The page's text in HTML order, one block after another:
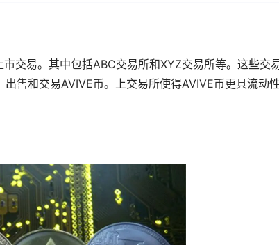
交易。其中包括ABC交易所和XYZ交易所等。这些交
售和交易AVIVE币。上交易所使得AVIVE币更具流动